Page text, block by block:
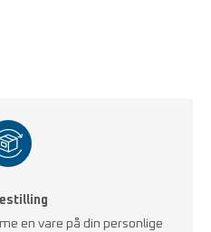
en vare på din personlige